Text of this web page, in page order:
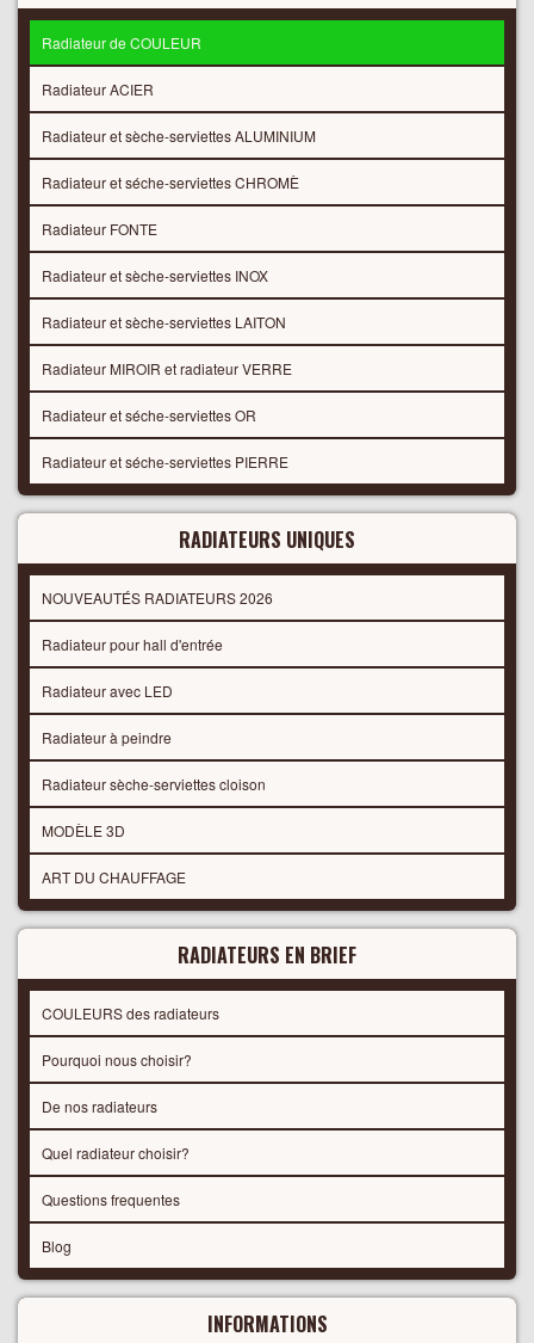
Radiateur de COULEUR
Radiateur ACIER
Radiateur et sèche-serviettes ALUMINIUM
Radiateur et séche-serviettes CHROMÈ
Radiateur FONTE
Radiateur et sèche-serviettes INOX
Radiateur et sèche-serviettes LAITON
Radiateur MIROIR et radiateur VERRE
Radiateur et séche-serviettes OR
Radiateur et séche-serviettes PIERRE
RADIATEURS UNIQUES
NOUVEAUTÉS RADIATEURS 2026
Radiateur pour hall d'entrée
Radiateur avec LED
Radiateur à peindre
Radiateur sèche-serviettes cloison
MODÈLE 3D
ART DU CHAUFFAGE
RADIATEURS EN BRIEF
COULEURS des radiateurs
Pourquoi nous choisir?
De nos radiateurs
Quel radiateur choisir?
Questions frequentes
Blog
INFORMATIONS